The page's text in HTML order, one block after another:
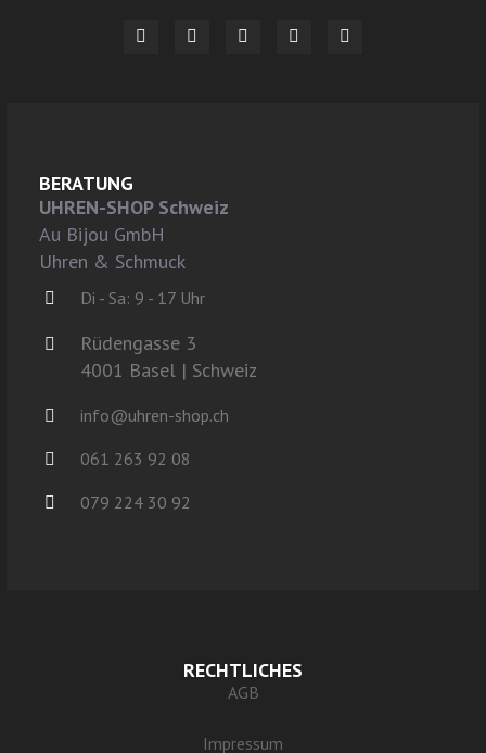
BERATUNG
UHREN-SHOP Schweiz
Au Bijou GmbH
Uhren & Schmuck
Di - Sa: 9 - 17 Uhr
Rüdengasse 3
4001 Basel | Schweiz
info@uhren-shop.ch
061 263 92 08
079 224 30 92
RECHTLICHES
AGB
Impressum